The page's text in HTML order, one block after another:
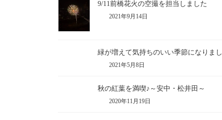
9/11前橋花火の空撮を担当しました
2021年9月14日
緑が増えて気持ちのいい季節になりま
2021年5月8日
秋の紅葉を満喫♪～安中・松井田～
2020年11月19日